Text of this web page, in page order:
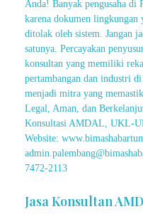
Jasa Konsultan